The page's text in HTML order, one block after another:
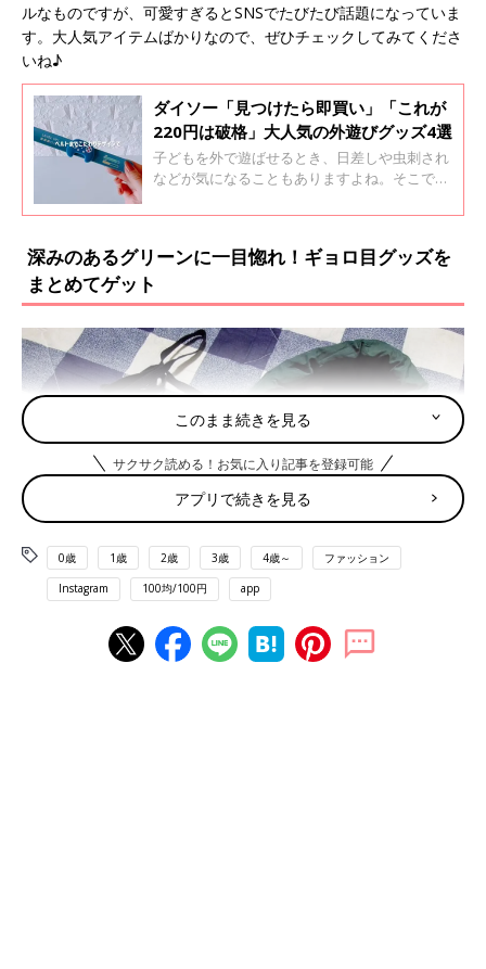
ルなものですが、可愛すぎるとSNSでたびたび話題になっていま
す。大人気アイテムばかりなので、ぜひチェックしてみてくださ
いね♪
ダイソー「見つけたら即買い」「これが
220円は破格」大人気の外遊びグッズ4選
子どもを外で遊ばせるとき、日差しや虫刺され
などが気になることもありますよね。そこで今
紹介！帽子や虫よけバンドなど、大人気商品が
ね♪
深みのあるグリーンに一目惚れ！ギョロ目グッズを
まとめてゲット
このまま続きを見る
サクサク読める！お気に入り記事を登録可能
アプリで続きを見る
0歳 1歳 2歳 3歳 4歳～ ファッション
Instagram 100均/100円 app